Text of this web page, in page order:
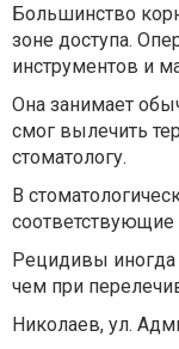
Большинство
зоне доступа.
инструментов и
Она занимает
смог вылечить
стоматологу.⠀
В
соответствующие
Рецидивы
чем при
Николаев, ул.